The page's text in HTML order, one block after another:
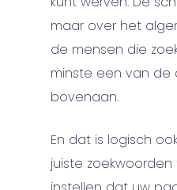
maar over het
de mensen die
minste een van de
bovenaan.
En dat is logisch
juiste zoekwoorden